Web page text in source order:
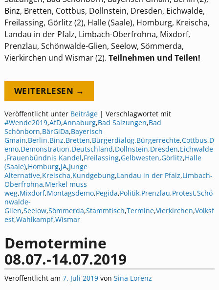
Binz, Bretten, Cottbus, Dollnstein, Dresden, Eichwalde,
Freilassing, Görlitz (2), Halle (Saale), Homburg, Kreischa,
Landau in der Pfalz, Limbach-Oberfrohna, Mixdorf,
Prenzlau, Schönwalde-Glien, Seelow, Sömmerda,
Vierkirchen und Wismar (2). Teilnehmen und Teilen!
WEITERLESEN →
Veröffentlicht unter Beiträge| Verschlagwortet mit
#Wende2019,AfD,Annaburg,Bad Salzungen,Bad
Schönborn,BärGiDa,Bayerisch
Gmain,Berlin,Binz,Bretten,Bürgerdialog,Bürgerrechte,Cottbus,D
emo,Demonstration,Deutschland,Dollnstein,Dresden,Eichwalde
,Frauenbündnis Kandel,Freilassing,Gelbwesten,Görlitz,Halle
(Saale),Homburg,JA,Junge
Alternative,Kreischa,Kundgebung,Landau in der Pfalz,Limbach-
Oberfrohna,Merkel muss
weg,Mixdorf,Montagsdemo,Pegida,Politik,Prenzlau,Protest,Schö
nwalde-
Glien,Seelow,Sömmerda,Stammtisch,Termine,Vierkirchen,Volksf
est,Wahlkampf,Wismar
Demotermine
08.07.-14.07.2019
Veröffentlicht am 7. Juli 2019 von Sina Lorenz